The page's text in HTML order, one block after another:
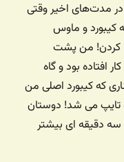
مدت‌های اخیر وقتی
کیبورد و ماوس
کردن! من پشت
افتاده بود و گاه
که کیبورد اصلی من
تایپ می شد! دوستان
دقیقه ای بیشتر